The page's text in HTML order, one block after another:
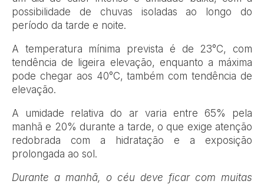
possibilidade de chuvas isoladas ao longo do
período da tarde e noite.
A temperatura mínima prevista é de 23°C, com
tendência de ligeira elevação, enquanto a máxima
pode chegar aos 40°C, também com tendência de
elevação.
A umidade relativa do ar varia entre 65% pela
manhã e 20% durante a tarde, o que exige atenção
redobrada com a hidratação e a exposição
prolongada ao sol.
Durante a manhã, o céu deve ficar com muitas